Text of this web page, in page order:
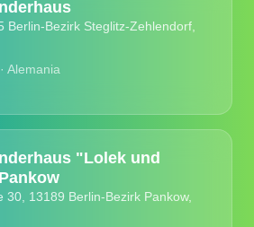
Berlin-Bezirk Steglitz-Zehlendorf,
Alemania
"Lolek und
30, 13189 Berlin-Bezirk Pankow,